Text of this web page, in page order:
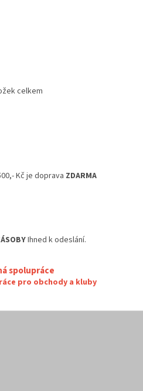
O
í
v
i
s
celkem
Kč je doprava ZDARMA
Ihned k odeslání.
spolupráce
pro obchody a kluby